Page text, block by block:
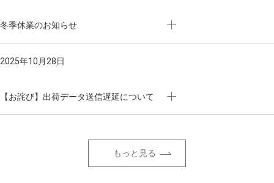
冬季休業のお知らせ
2025年10月28日
【お詫び】出荷データ送信遅延について
もっと見る